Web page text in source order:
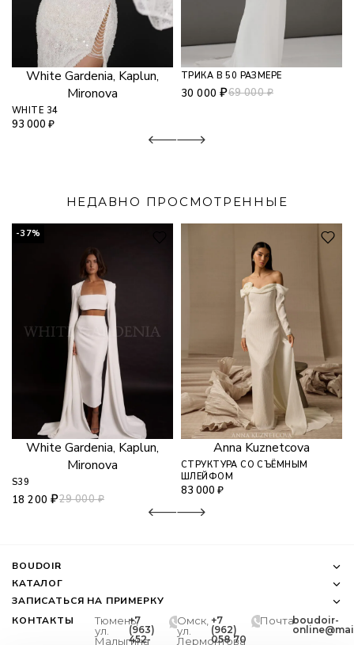
White Gardenia, Kaplun,
Mironova
WHITE 34
93 000₽
ТРИКА В 50 РАЗМЕРЕ
69 000₽
30 000₽
НЕДАВНО ПРОСМОТРЕННЫЕ
-37%
White Gardenia, Kaplun,
Mironova
S39
29 000₽
18 200₽
Anna Kuznetcova
СТРУКТУРА СО СЪЁМНЫМ
ШЛЕЙФОМ
83 000 ₽
BOUDOIR
КАТАЛОГ
ЗАПИСАТЬСЯ НА ПРИМЕРКУ
КОНТАКТЫ
Тюмень,
ул.
Малыгина
+7
(963)
452-
Омск,
ул.
Лермонтова
+7
(962)
058 70
Почтаboudoir-